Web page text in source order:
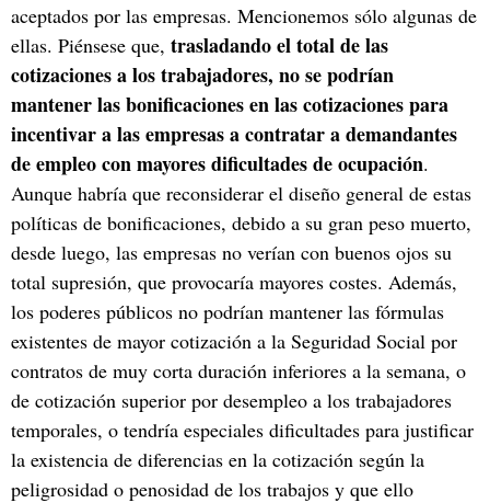
aceptados por las empresas. Mencionemos sólo algunas de
ellas. Piénsese que, trasladando el total de las
cotizaciones a los trabajadores, no se podrían
mantener las bonificaciones en las cotizaciones para
incentivar a las empresas a contratar a demandantes
de empleo con mayores dificultades de ocupación.
Aunque habría que reconsiderar el diseño general de estas
políticas de bonificaciones, debido a su gran peso muerto,
desde luego, las empresas no verían con buenos ojos su
total supresión, que provocaría mayores costes. Además,
los poderes públicos no podrían mantener las fórmulas
existentes de mayor cotización a la Seguridad Social por
contratos de muy corta duración inferiores a la semana, o
de cotización superior por desempleo a los trabajadores
temporales, o tendría especiales dificultades para justificar
la existencia de diferencias en la cotización según la
peligrosidad o penosidad de los trabajos y que ello